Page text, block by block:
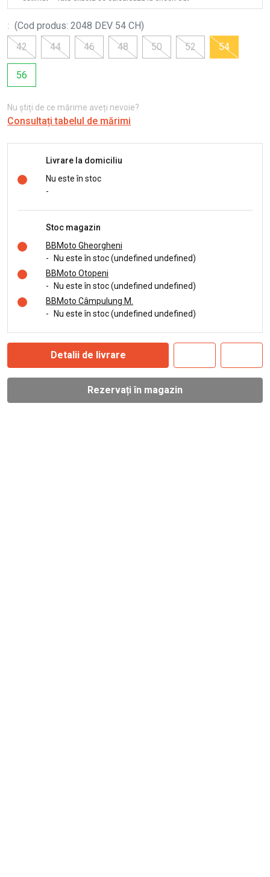
: (Cod produs: 2048 DEV 54 CH)
42
44 46 48 50 52 54
56
Nu știți de ce mărime aveți nevoie?
Consultați tabelul de mărimi
Livrare la domiciliu
Nu este în stoc
-
Stoc magazin
BBMoto Gheorgheni
-
Nu este în stoc (undefined undefined)
BBMoto Otopeni
-
Nu este în stoc (undefined undefined)
BBMoto Câmpulung M.
-
Nu este în stoc (undefined undefined)
Detalii de livrare
Rezervați în magazin